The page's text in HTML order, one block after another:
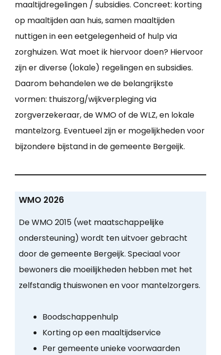
maaltijdregelingen / subsidies. Concreet: korting
op maaltijden aan huis, samen maaltijden
nuttigen in een eetgelegenheid of hulp via
zorghuizen. Wat moet ik hiervoor doen? Hiervoor
zijn er diverse (lokale) regelingen en subsidies.
Daarom behandelen we de belangrijkste
vormen: thuiszorg/wijkverpleging via
zorgverzekeraar, de WMO of de WLZ, en lokale
mantelzorg. Eventueel zijn er mogelijkheden voor
bijzondere bijstand in de gemeente Bergeijk.
WMO 2026
De WMO 2015 (wet maatschappelijke
ondersteuning) wordt ten uitvoer gebracht
door de gemeente Bergeijk. Speciaal voor
bewoners die moeilijkheden hebben met het
zelfstandig thuiswonen en voor mantelzorgers.
Boodschappenhulp
Korting op een maaltijdservice
Per gemeente unieke voorwaarden